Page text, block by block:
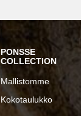
PONSSE
COLLECTION
Mallistomme
Kokotaulukko